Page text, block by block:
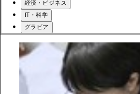
経済・ビジネス
IT・科学
グラビア